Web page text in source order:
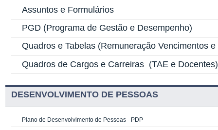
Assuntos e Formulários
PGD (Programa de Gestão e Desempenho)
Quadros e Tabelas (Remuneração Vencimentos
Quadros de Cargos e Carreiras (TAE e Docentes)
DESENVOLVIMENTO DE PESSOAS
Plano de Desenvolvimento de Pessoas - PDP